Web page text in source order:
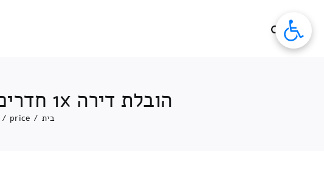
הובלת דירה 1x חדרים מענב ← לגאולי תימן כולל פירוק והרכבה
בית /
price
/